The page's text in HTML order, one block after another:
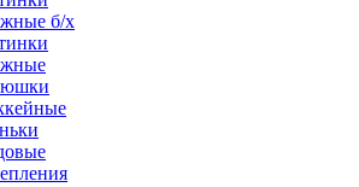
б/х